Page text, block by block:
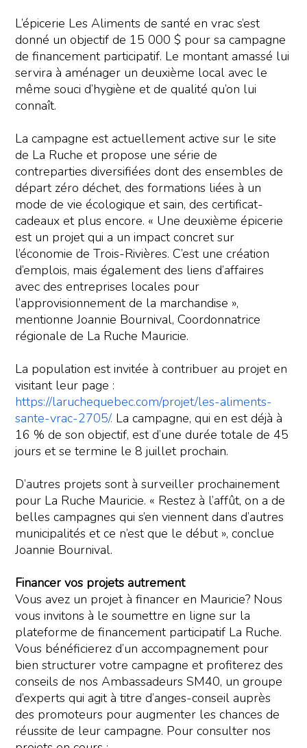
L’épicerie Les Aliments de santé en vrac s’est
donné un objectif de 15 000 $ pour sa campagne
de financement participatif. Le montant amassé lui
servira à aménager un deuxième local avec le
même souci d’hygiène et de qualité qu’on lui
connaît.
La campagne est actuellement active sur le site
de La Ruche et propose une série de
contreparties diversifiées dont des ensembles de
départ zéro déchet, des formations liées à un
mode de vie écologique et sain, des certificat-
cadeaux et plus encore. « Une deuxième épicerie
est un projet qui a un impact concret sur
l’économie de Trois-Rivières. C’est une création
d’emplois, mais également des liens d’affaires
avec des entreprises locales pour
l’approvisionnement de la marchandise »,
mentionne Joannie Bournival, Coordonnatrice
régionale de La Ruche Mauricie.
La population est invitée à contribuer au projet en
visitant leur page :
https://laruchequebec.com/projet/les-aliments-
sante-vrac-2705/. La campagne, qui en est déjà à
16 % de son objectif, est d’une durée totale de 45
jours et se termine le 8 juillet prochain.
D’autres projets sont à surveiller prochainement
pour La Ruche Mauricie. « Restez à l’affût, on a de
belles campagnes qui s’en viennent dans d’autres
municipalités et ce n’est que le début », conclue
Joannie Bournival.
Financer vos projets autrement
Vous avez un projet à financer en Mauricie? Nous
vous invitons à le soumettre en ligne sur la
plateforme de financement participatif La Ruche.
Vous bénéficierez d’un accompagnement pour
bien structurer votre campagne et profiterez des
conseils de nos Ambassadeurs SM40, un groupe
d’experts qui agit à titre d’anges-conseil auprès
des promoteurs pour augmenter les chances de
réussite de leur campagne. Pour consulter nos